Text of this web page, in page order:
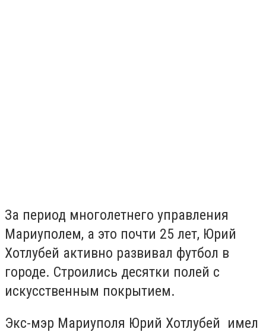
За период многолетнего управления
Мариуполем, а это почти 25 лет, Юрий
Хотлубей активно развивал футбол в
городе. Строились десятки полей с
искусственным покрытием.
Экс-мэр Мариуполя Юрий Хотлубей имел